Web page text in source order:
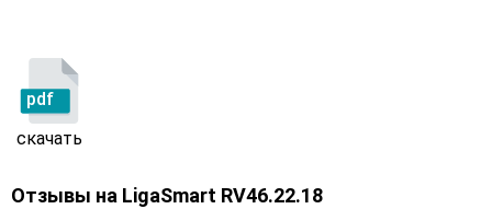
pdf
скачать
Отзывы на LigaSmart RV46.22.18